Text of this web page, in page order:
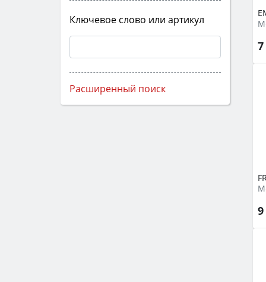
Ключевое слово или артикул
Расширенный поиск